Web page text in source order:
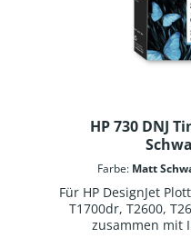
HP 730 DNJ
Farbe: Matt
Für HP DesignJet
T1700dr, T2600,
zusammen mit